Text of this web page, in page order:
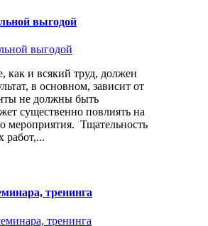
выгодой
как и всякий труд, должен
в основном, зависит от
не должны быть
существенно повлиять на
мероприятия. Тщательность
работ,...
тренинга